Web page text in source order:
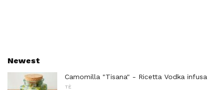
Newest
Camomilla "Tisana" - Ricetta Vodka infusa
TÈ